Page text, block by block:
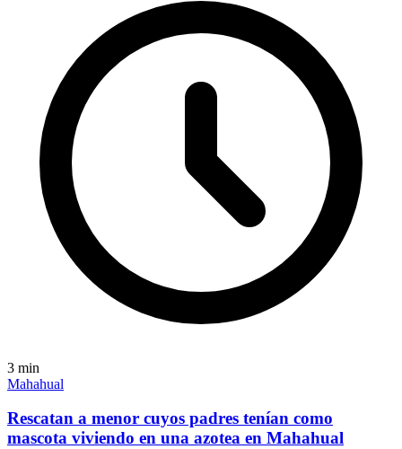
3 min
Mahahual
Rescatan a menor cuyos padres tenían como
mascota viviendo en una azotea en Mahahual